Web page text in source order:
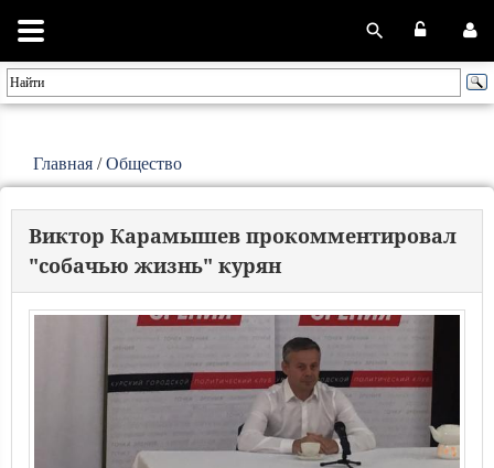
Главная /Общество
Виктор Карамышев прокомментировал
"собачью жизнь" курян